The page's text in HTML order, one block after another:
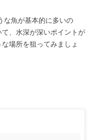
な魚が基本的に多いの
、水深が深いポイントが
場所を狙ってみましょ